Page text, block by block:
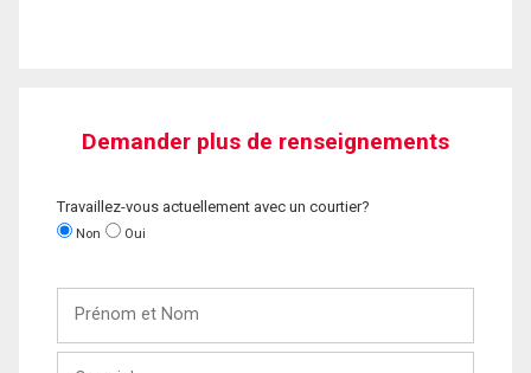
Demander plus de renseignements
Travaillez-vous actuellement avec un courtier?
Non Oui
Nom